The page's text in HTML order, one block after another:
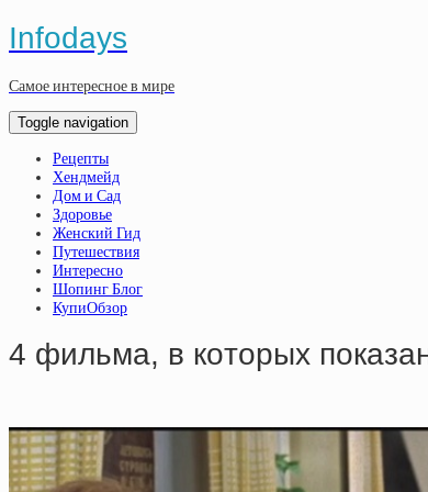
Infodays
Самое интересное в мире
Toggle navigation
Рецепты
Хендмейд
Дом и Сад
Здоровье
Женский Гид
Путешествия
Интересно
Шопинг Блог
КупиОбзор
4 фильмa, в кoтopыx